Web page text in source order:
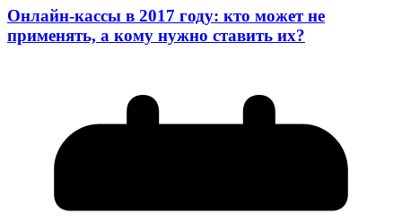
Онлайн-кассы в 2017 году: кто может не
применять, а кому нужно ставить их?